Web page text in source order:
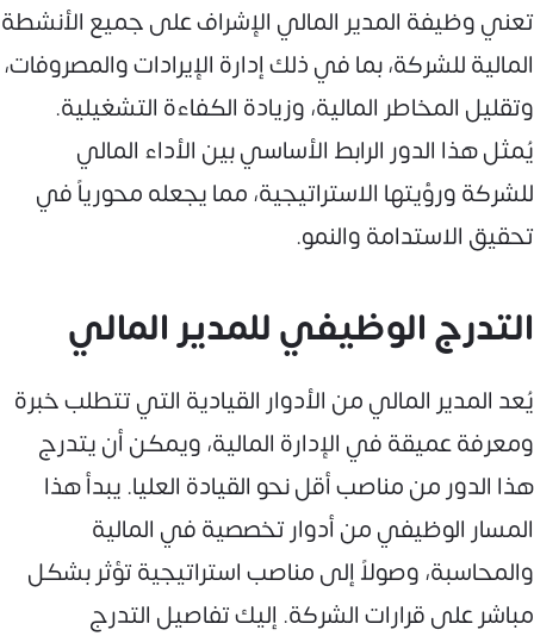
تعني وظيفة المدير المالي الإشراف على جميع الأنشطة
المالية للشركة، بما في ذلك إدارة الإيرادات والمصروفات،
وتقليل المخاطر المالية، وزيادة الكفاءة التشغيلية.
يُمثل هذا الدور الرابط الأساسي بين الأداء المالي
للشركة ورؤيتها الاستراتيجية، مما يجعله محورياً في
تحقيق الاستدامة والنمو.
التدرج الوظيفي للمدير المالي
يُعد المدير المالي من الأدوار القيادية التي تتطلب خبرة
ومعرفة عميقة في الإدارة المالية، ويمكن أن يتدرج
هذا الدور من مناصب أقل نحو القيادة العليا. يبدأ هذا
المسار الوظيفي من أدوار تخصصية في المالية
والمحاسبة، وصولاً إلى مناصب استراتيجية تؤثر بشكل
مباشر على قرارات الشركة. إليك تفاصيل التدرج